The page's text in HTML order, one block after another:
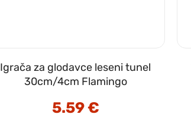
Igrača za glodavce leseni tunel
30cm/4cm Flamingo
5.59€